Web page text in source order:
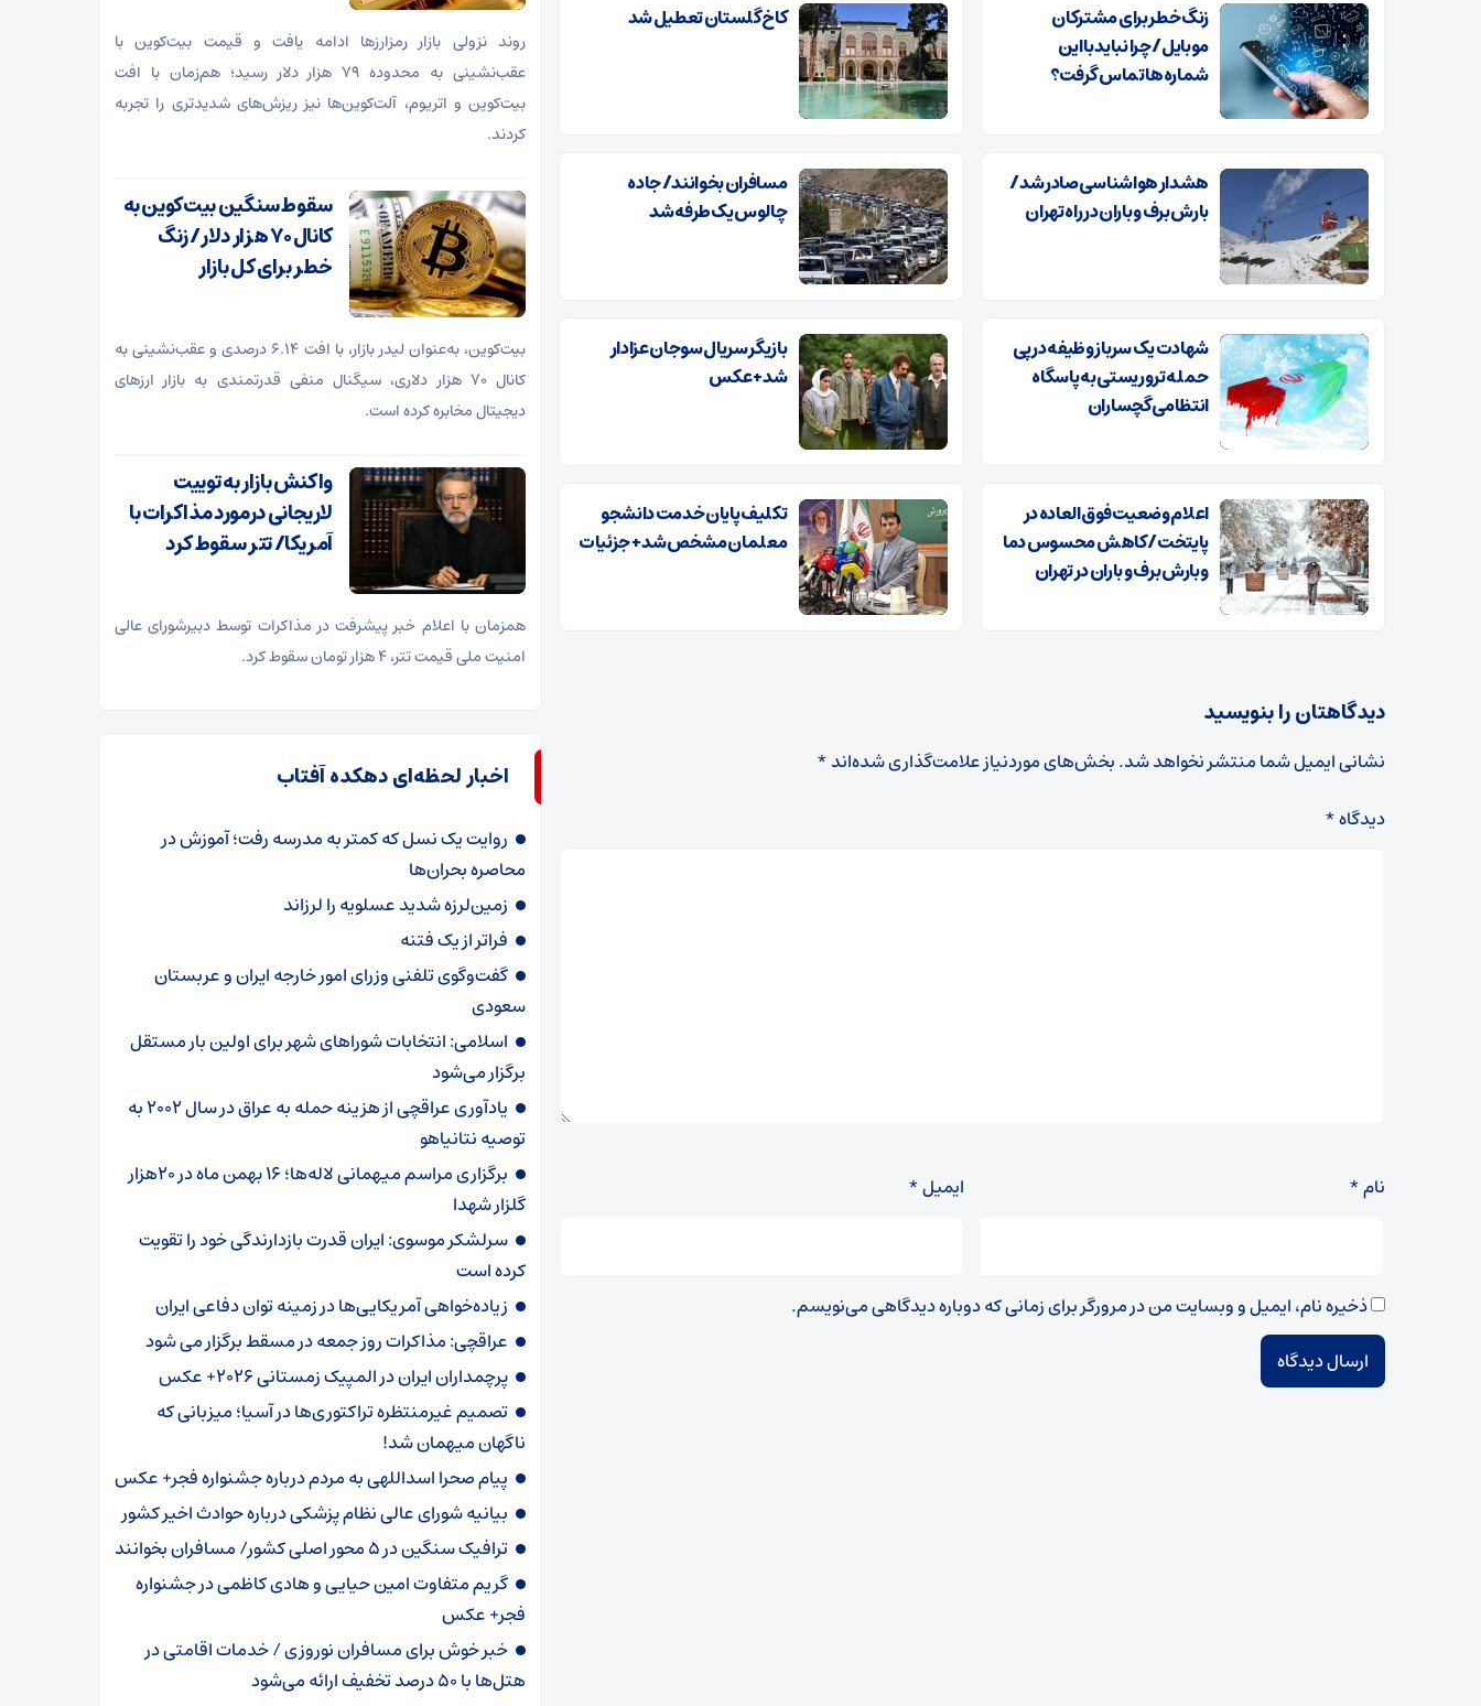
زنگ خطر برای مشترکان
موبایل/ چرا نباید با این
شماره‌ها تماس گرفت؟
کاخ گلستان تعطیل شد
هشدار هواشناسی صادر شد /
بارش برف و باران در راه تهران
مسافران بخوانند/ جاده
چالوس یک‌طرفه شد
شهادت یک سرباز وظیفه در پی
حمله تروریستی به پاسگاه
انتظامی گچساران
بازیگر سریال سوجان عزادار
شد+ عکس
اعلام وضعیت فوق العاده در
پایتخت/ کاهش محسوس دما
و بارش برف و باران در تهران
تکلیف پایان خدمت دانشجو
معلمان مشخص شد + جزئیات
دیدگاهتان را بنویسید
نشانی ایمیل شما منتشر نخواهد شد.بخش‌های موردنیاز علامت‌گذاری شده‌اند*
دیدگاه*
نام* ایمیل*
ذخیره نام، ایمیل و وبسایت من در مرورگر برای زمانی که دوباره دیدگاهی می‌نویسم.
روند نزولی بازار رمزارز‌ها ادامه یافت و قیمت بیت‌کوین با
عقب‌نشینی به محدوده ۷۹ هزار دلار رسید؛ هم‌زمان با افت
بیت‌کوین و اتریوم، آلت‌کوین‌ها نیز ریزش‌های شدیدتری را تجربه
کردند.
سقوط سنگین بیت‌کوین به
کانال ۷۰ هزار دلار/ زنگ
خطر برای کل بازار
بیت‌کوین، به‌عنوان لیدر بازار، با افت ۶.۱۴ درصدی و عقب‌نشینی به
کانال ۷۰ هزار دلاری، سیگنال منفی قدرتمندی به بازار ارز‌های
دیجیتال مخابره کرده است.
واکنش بازار به توییت
لاریجانی درمورد مذاکرات با
آمریکا/ تتر سقوط کرد
همزمان با اعلام خبر پیشرفت در مذاکرات توسط دبیرشورای عالی
امنیت ملی قیمت تتر، ۴ هزار تومان سقوط کرد.
اخبار لحظه‌ای دهکده آفتاب
روایت یک نسل که کمتر به مدرسه رفت؛ آموزش در
محاصره بحران‌ها
زمین‌لرزه شدید عسلویه را لرزاند
فراتر از یک فتنه
گفت‌وگوی تلفنی وزرای امور خارجه ایران و عربستان
سعودی
اسلامی: انتخابات شوراهای شهر برای اولین بار مستقل
برگزار می‌شود
یادآوری عراقچی از هزینه حمله به عراق در سال ۲۰۰۲ به
توصیه‌ نتانیاهو
برگزاری مراسم میهمانی لاله‌ها؛ ۱۶ بهمن ماه در ۲۰هزار
گلزار شهدا
سرلشکر موسوی: ایران قدرت بازدارندگی خود را تقویت
کرده است
زیاده‌خواهی آمریکایی‌ها در زمینه توان دفاعی ایران
عراقچی: مذاکرات روز جمعه در مسقط برگزار می شود
پرچمداران ایران در المپیک زمستانی ۲۰۲۶+ عکس
تصمیم غیرمنتظره تراکتوری‌ها در آسیا؛ میزبانی که
ناگهان میهمان شد!
پیام صحرا اسداللهی به مردم درباره جشنواره فجر+ عکس
بیانیه شورای عالی نظام پزشکی درباره حوادث اخیر کشور
ترافیک سنگین در ۵ محور اصلی کشور/ مسافران بخوانند
گریم متفاوت امین حیایی و هادی کاظمی در جشنواره
فجر+ عکس
خبر خوش برای مسافران نوروزی / خدمات اقامتی در
هتل‌ها با ۵۰ درصد تخفیف ارائه می‌شود